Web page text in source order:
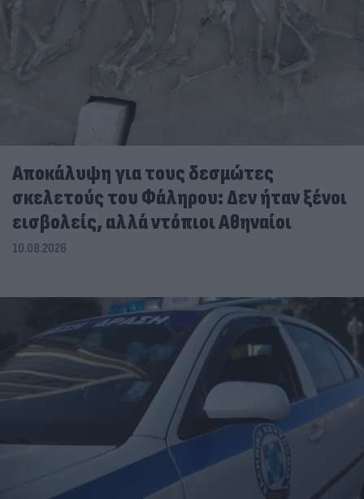
Αποκάλυψη για τους δεσμώτες
σκελετούς του Φάληρου: Δεν ήταν ξένοι
εισβολείς, αλλά ντόπιοι Αθηναίοι
10.08.2026